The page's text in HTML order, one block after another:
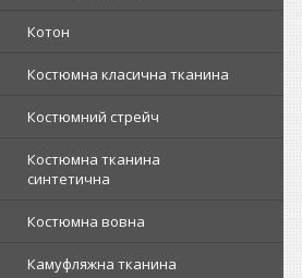
Котон
Костюмна класична тканина
Костюмний стрейч
Костюмна тканина
синтетична
Костюмна вовна
Камуфляжна тканина